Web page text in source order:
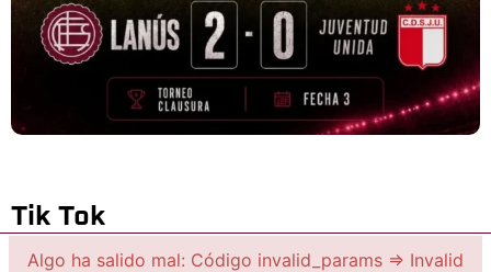
Tik Tok
Algo ha salido mal: Código invalid_params => Invalid